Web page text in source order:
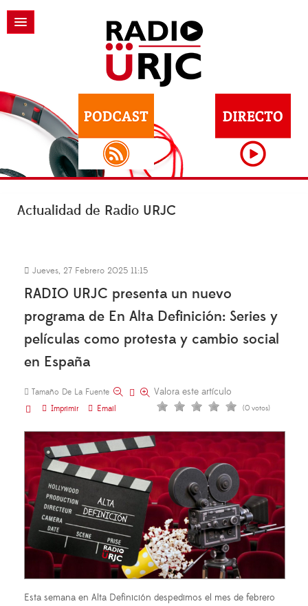
Actualidad de Radio URJC
Jueves, 27 Febrero 2025 11:15
RADIO URJC presenta un nuevo
programa de En Alta Definición: Series y
películas como protesta y cambio social
en España
Tamaño De La Fuente
Imprimir
Email
Valora este artículo
(0 votos)
Esta semana en Alta Definición despedimos el mes de febrero